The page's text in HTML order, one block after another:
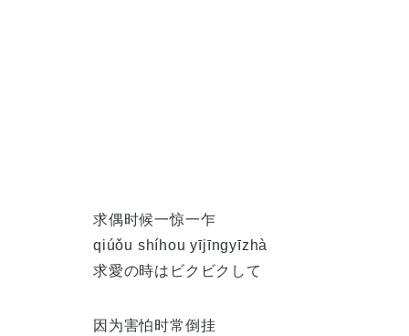
求偶时候一惊一乍
qiúǒu shíhou yījīngyīzhà
求愛の時はビクビクして
因为害怕时常倒挂